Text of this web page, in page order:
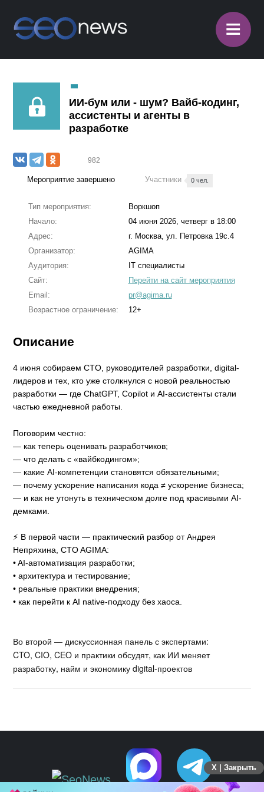
≡
ИИ‑бум или - шум? Вайб‑кодинг,
ассистенты и агенты в
разработке
982
Мероприятие завершено Участники 0 чел.
Тип мероприятия:
Воркшоп
Начало:
04 июня 2026, четверг в 18:00
Адрес:
г. Москва, ул. Петровка 19с.4
Организатор:
AGIMA
Аудитория:
IT специалисты
Сайт:
Перейти на сайт мероприятия
Email:
pr@agima.ru
Возрастное ограничение:
12+
Описание
4 июня собираем CTO, руководителей разработки, digital-
лидеров и тех, кто уже столкнулся с новой реальностью
разработки — где ChatGPT, Copilot и AI-ассистенты стали
частью ежедневной работы.
Поговорим честно:
— как теперь оценивать разработчиков;
— что делать с «вайбкодингом»;
— какие AI-компетенции становятся обязательными;
— почему ускорение написания кода ≠ ускорение бизнеса;
— и как не утонуть в техническом долге под красивыми AI-
демками.
⚡️ В первой части — практический разбор от Андрея
Непряхина, CTO AGIMA:
• AI-автоматизация разработки;
• архитектура и тестирование;
• реальные практики внедрения;
• как перейти к AI native-подходу без хаоса.
Во второй — дискуссионная панель с экспертами:
CTO, CIO, CEO и практики обсудят, как ИИ меняет
разработку, найм и экономику digital-проектов
X | Закрыть